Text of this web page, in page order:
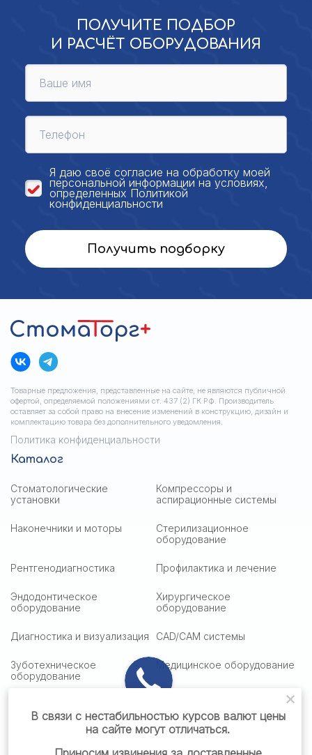
ПОЛУЧИТЕ ПОДБОР
И РАСЧЁТ ОБОРУДОВАНИЯ
Я даю своё согласие на обработку моей
персональной информации на условиях,
определенных Политикой
конфиденциальности
Получить подборку
Товарные предложения, представленные на сайте, не являются публичной
офертой, определяемой положениями ст. 437 (2) ГК РФ. Производитель
оставляет за собой право на внесение изменений в конструкцию, дизайн и
комплектацию товара без дополнительного уведомления.
Политика конфиденциальности
Каталог
Стоматологические
установки
Компрессоры и
аспирационные системы
Наконечники и моторы
Стерилизационное
оборудование
Рентгенодиагностика Профилактика и лечение
Эндодонтическое
оборудование
Хирургическое
оборудование
Диагностика и визуализация CAD/CAM системы
Зуботехническое
оборудование
Медицинское оборудование
Стоматологическая мебель
Стоматологические
В связи с нестабильностью курсов валют цены
на сайте могут отличаться.